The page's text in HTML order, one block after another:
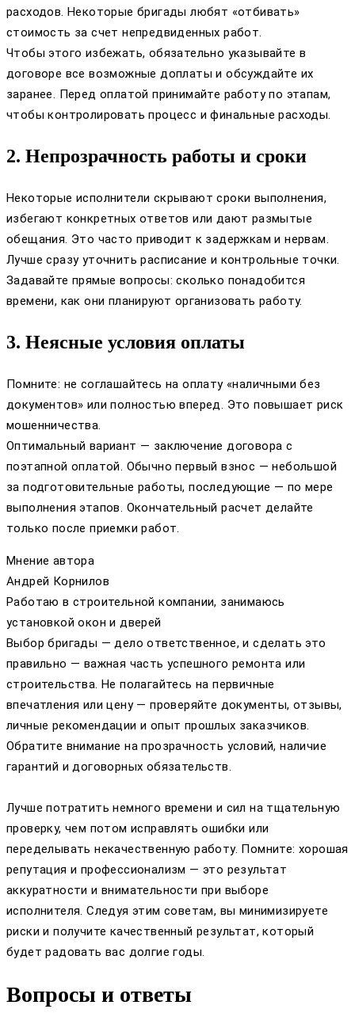
расходов. Некоторые бригады любят «отбивать»
стоимость за счет непредвиденных работ.
Чтобы этого избежать, обязательно указывайте в
договоре все возможные доплаты и обсуждайте их
заранее. Перед оплатой принимайте работу по этапам,
чтобы контролировать процесс и финальные расходы.
2. Непрозрачность работы и сроки
Некоторые исполнители скрывают сроки выполнения,
избегают конкретных ответов или дают размытые
обещания. Это часто приводит к задержкам и нервам.
Лучше сразу уточнить расписание и контрольные точки.
Задавайте прямые вопросы: сколько понадобится
времени, как они планируют организовать работу.
3. Неясные условия оплаты
Помните: не соглашайтесь на оплату «наличными без
документов» или полностью вперед. Это повышает риск
мошенничества.
Оптимальный вариант — заключение договора с
поэтапной оплатой. Обычно первый взнос — небольшой
за подготовительные работы, последующие — по мере
выполнения этапов. Окончательный расчет делайте
только после приемки работ.
Мнение автора
Андрей Корнилов
Работаю в строительной компании, занимаюсь
установкой окон и дверей
Выбор бригады — дело ответственное, и сделать это
правильно — важная часть успешного ремонта или
строительства. Не полагайтесь на первичные
впечатления или цену — проверяйте документы, отзывы,
личные рекомендации и опыт прошлых заказчиков.
Обратите внимание на прозрачность условий, наличие
гарантий и договорных обязательств.
Лучше потратить немного времени и сил на тщательную
проверку, чем потом исправлять ошибки или
переделывать некачественную работу. Помните: хорошая
репутация и профессионализм — это результат
аккуратности и внимательности при выборе
исполнителя. Следуя этим советам, вы минимизируете
риски и получите качественный результат, который
будет радовать вас долгие годы.
Вопросы и ответы